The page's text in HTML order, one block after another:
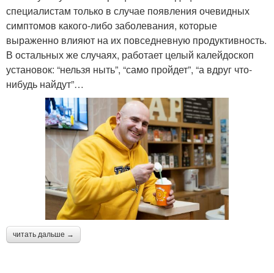
специалистам только в случае появления очевидных
симптомов какого-либо заболевания, которые
выраженно влияют на их повседневную продуктивность.
В остальных же случаях, работает целый калейдоскоп
установок: “нельзя ныть”, “само пройдет”, “а вдруг что-
нибудь найдут”…
читать дальше →